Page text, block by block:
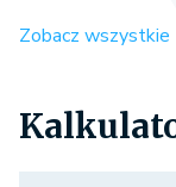
Zobacz wszystkie